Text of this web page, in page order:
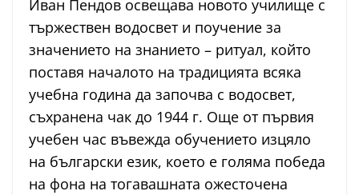
Иван Пендов освещава новото училище с
тържествен водосвет и поучение за
значението на знанието – ритуал, който
поставя началото на традицията всяка
учебна година да започва с водосвет,
съхранена чак до 1944 г. Още от първия
учебен час въвежда обучението изцяло
на български език, което е голяма победа
на фона на тогавашната ожесточена